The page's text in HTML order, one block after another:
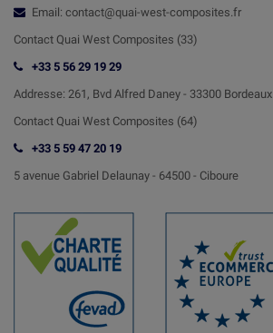
Email: contact@quai-west-composites.fr
Contact Quai West Composites (33)
+33 5 56 29 19 29
Addresse: 261, Bvd Alfred Daney - 33300 Bordeaux
Contact Quai West Composites (64)
+33 5 59 47 20 19
5 avenue Gabriel Delaunay - 64500 - Ciboure